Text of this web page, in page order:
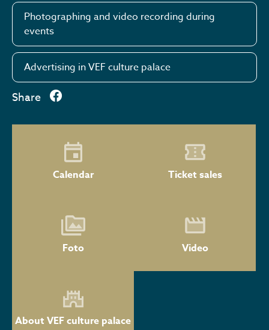
Photographing and video recording during
events
Advertising in VEF culture palace
Share
Calendar Ticket sales
Foto Video
About VEF culture palace